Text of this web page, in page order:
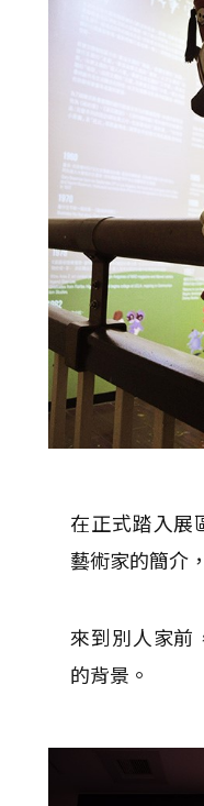
在正式踏入展
藝術家的簡介，
來到別人家前
的背景。